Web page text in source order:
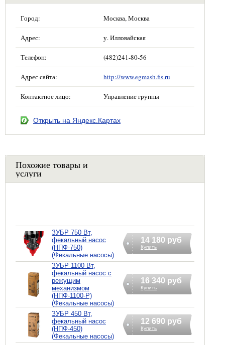
Город: Москва, Москва
Адрес: у. Илловайская
Телефон: (482)241-80-56
Адрес сайта: http://www.egmash.fis.ru
Контактное лицо: Управление группы
Открыть на Яндекс.Картах
Похожие товары и
услуги
ЗУБР 750 Вт,
фекальный насос
(НПФ-750)
(Фекальные насосы)
14 180 руб
Купить
ЗУБР 1100 Вт,
фекальный насос с
режущим
механизмом
(НПФ-1100-Р)
(Фекальные насосы)
16 340 руб
Купить
ЗУБР 450 Вт,
фекальный насос
(НПФ-450)
(Фекальные насосы)
12 690 руб
Купить